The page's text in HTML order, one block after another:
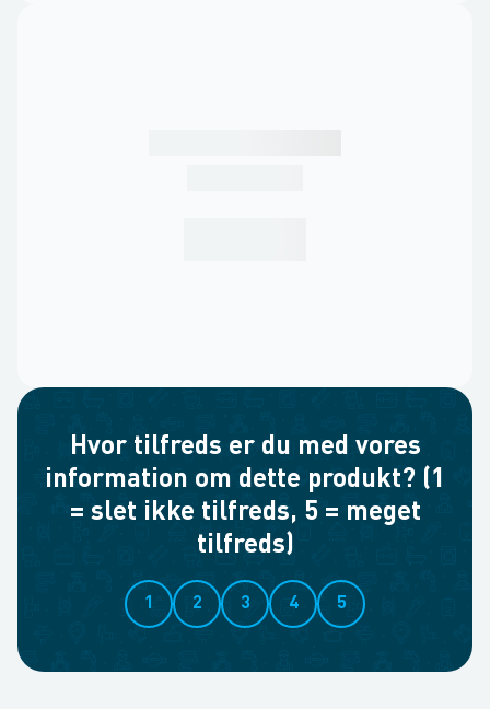
Hvor tilfreds er du med vores
information om dette produkt? (1
= slet ikke tilfreds, 5 = meget
tilfreds)
1 2 3 4 5